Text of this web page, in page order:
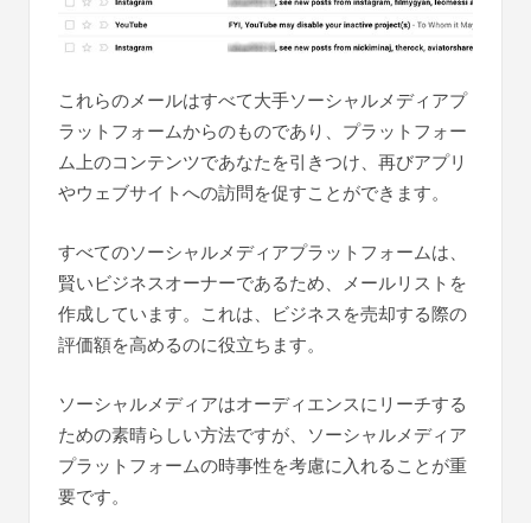
これらのメールはすべて大手ソーシャルメディアプ
ラットフォームからのものであり、プラットフォー
ム上のコンテンツであなたを引きつけ、再びアプリ
やウェブサイトへの訪問を促すことができます。
すべてのソーシャルメディアプラットフォームは、
賢いビジネスオーナーであるため、メールリストを
作成しています。これは、ビジネスを売却する際の
評価額を高めるのに役立ちます。
ソーシャルメディアはオーディエンスにリーチする
ための素晴らしい方法ですが、ソーシャルメディア
プラットフォームの時事性を考慮に入れることが重
要です。